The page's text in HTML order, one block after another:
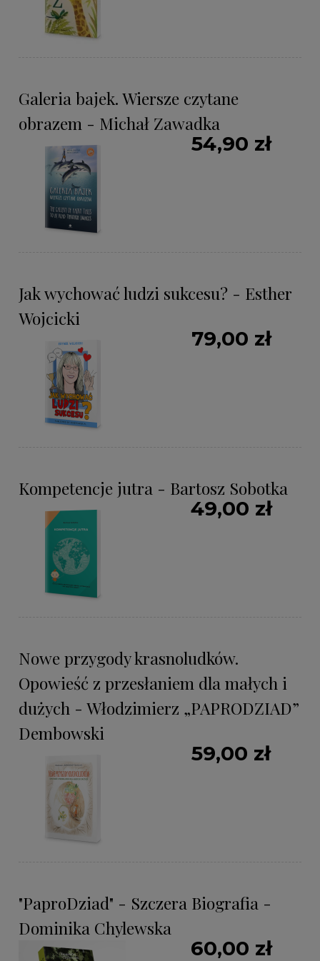
Galeria bajek. Wiersze czytane
obrazem - Michał Zawadka
54,90 zł
Jak wychować ludzi sukcesu? - Esther
Wojcicki
79,00 zł
Kompetencje jutra - Bartosz Sobotka
49,00 zł
Nowe przygody krasnoludków.
Opowieść z przesłaniem dla małych i
dużych - Włodzimierz „PAPRODZIAD”
Dembowski
59,00 zł
"PaproDziad" - Szczera Biografia -
Dominika Chylewska
60,00 zł